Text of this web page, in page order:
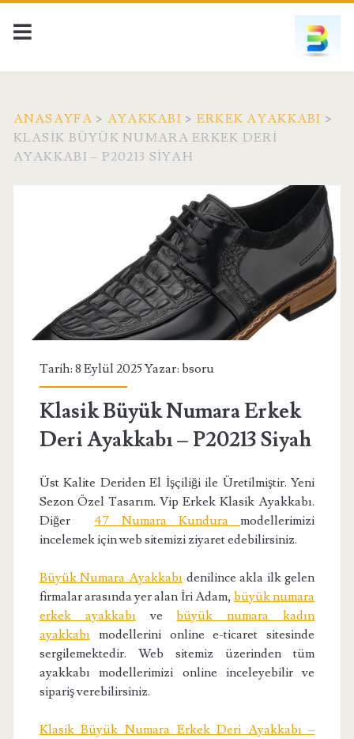
ANASAYFA > AYAKKABI > ERKEK AYAKKABI >
KLASIK BÜYÜK NUMARA ERKEK DERI
AYAKKABI – P20213 SIYAH
Tarih: 8 Eylül 2025 Yazar: bsoru
Klasik Büyük Numara Erkek
Deri Ayakkabı – P20213 Siyah
Üst Kalite Deriden El İşçiliği ile Üretilmiştir. Yeni
Sezon Özel Tasarım. Vip Erkek Klasik Ayakkabı.
Diğer 47 Numara Kunduramodellerimizi
incelemek için web sitemizi ziyaret edebilirsiniz.
Büyük Numara Ayakkabı denilince akla ilk gelen
firmalar arasında yer alan İri Adam,büyük numara
erkek ayakkabı vebüyük numara kadın
ayakkabı modellerini online e-ticaret sitesinde
sergilemektedir. Web sitemiz üzerinden tüm
ayakkabı modellerimizi online inceleyebilir ve
sipariş verebilirsiniz.
Klasik Büyük Numara Erkek Deri Ayakkabı –